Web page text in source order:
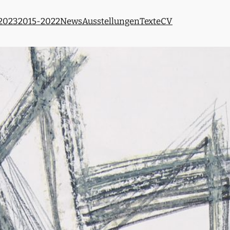
2015-2022NewsAusstellungenTexteCV